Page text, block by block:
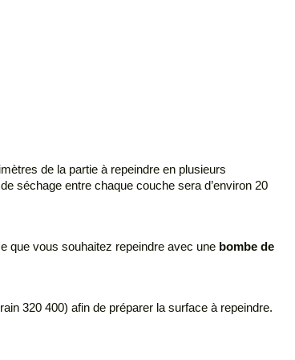
de la partie à repeindre en plusieurs
séchage entre chaque couche sera d’environ 20
que vous souhaitez repeindre avec une bombe de
320 400) afin de préparer la surface à repeindre.